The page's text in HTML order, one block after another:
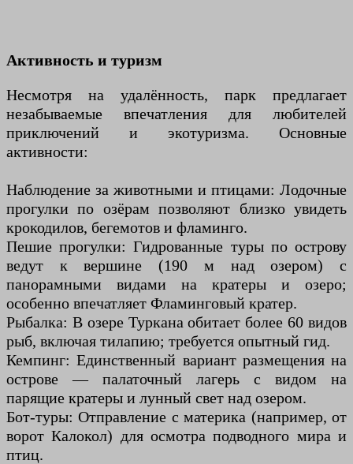
Активность и туризм
Несмотря на удалённость, парк предлагает
незабываемые впечатления для любителей
приключений и экотуризма. Основные
активности:
Наблюдение за животными и птицами: Лодочные
прогулки по озёрам позволяют близко увидеть
крокодилов, бегемотов и фламинго.
Пешие прогулки: Гидрованные туры по острову
ведут к вершине (190 м над озером) с
панорамными видами на кратеры и озеро;
особенно впечатляет Фламинговый кратер.
Рыбалка: В озере Туркана обитает более 60 видов
рыб, включая тилапию; требуется опытный гид.
Кемпинг: Единственный вариант размещения на
острове — палаточный лагерь с видом на
парящие кратеры и лунный свет над озером.
Бот-туры: Отправление с материка (например, от
ворот Калокол) для осмотра подводного мира и
птиц.